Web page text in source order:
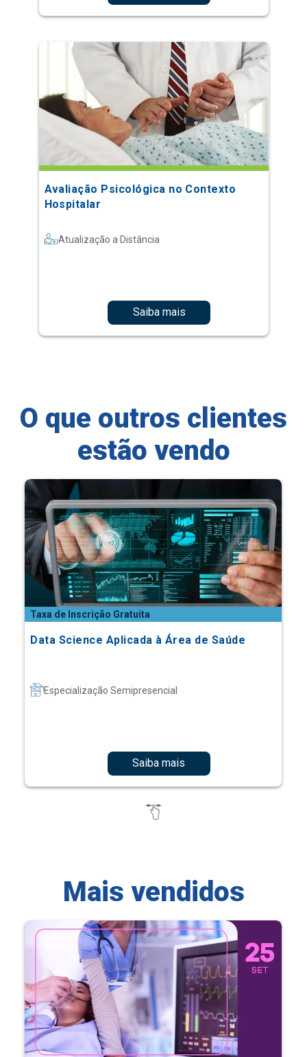
Avaliação Psicológica no Contexto
Hospitalar
Atualização a Distância
Saiba mais
O que outros clientes
estão vendo
Taxa de Inscrição Gratuita
Data Science Aplicada à Área de Saúde
Especialização Semipresencial
Saiba mais
Mais vendidos